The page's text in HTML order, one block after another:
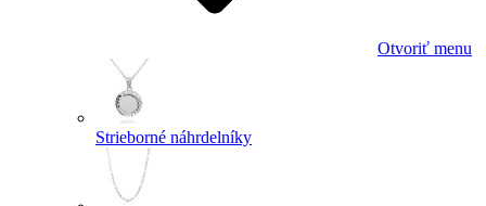
Otvoriť menu
Strieborné náhrdelníky